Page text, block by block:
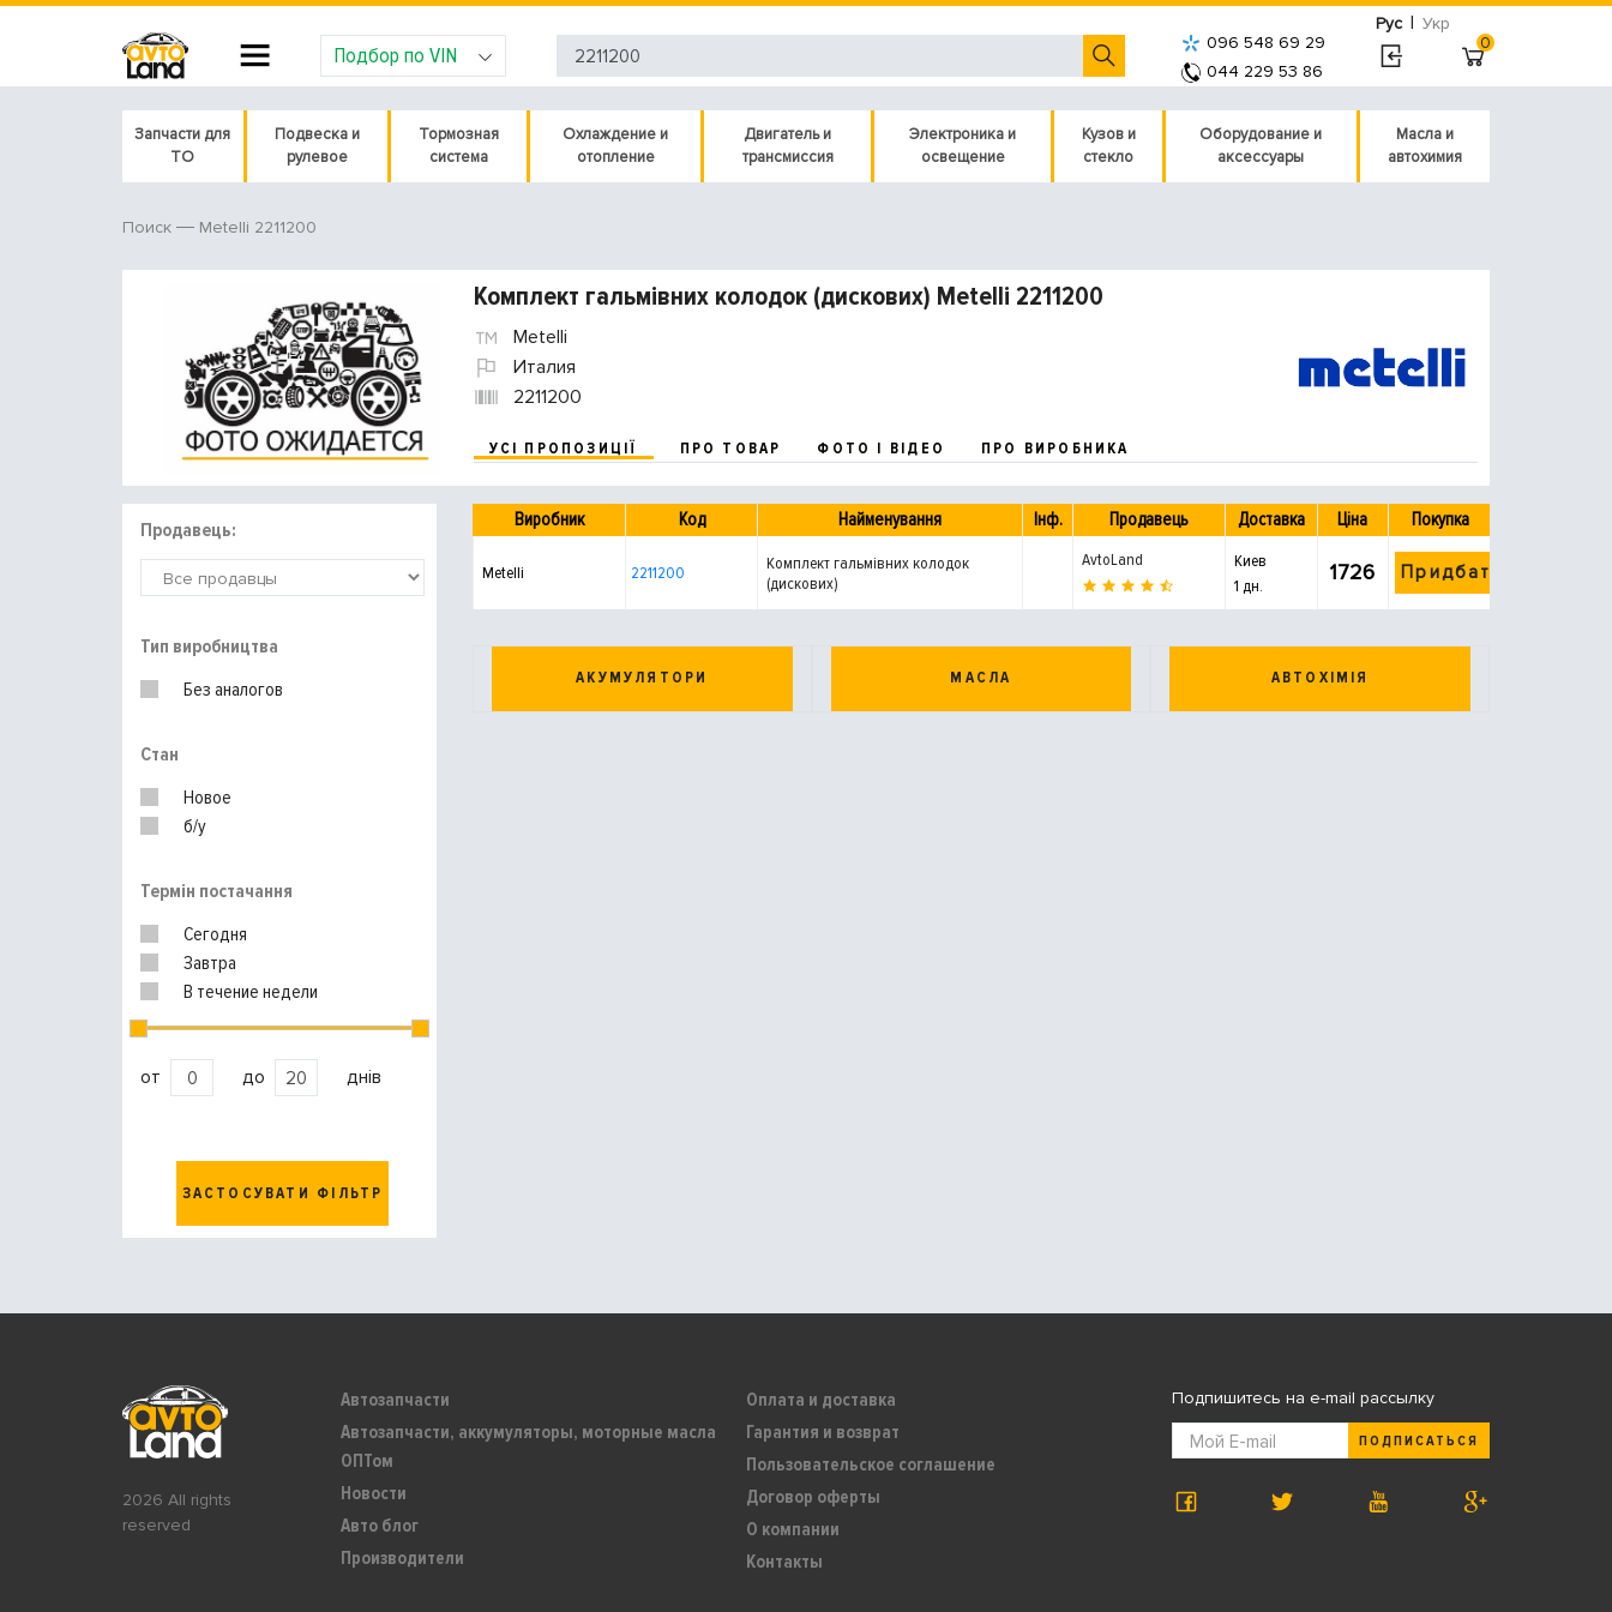
Рус | Укр
Подбор по VIN
096 548 69 29
044 229 53 86
0
Запчасти для
ТО
Подвеска и
рулевое
Тормозная
система
Охлаждение и
отопление
Двигатель и
трансмиссия
Электроника и
освещение
Кузов и
стекло
Оборудование и
аксессуары
Масла и
автохимия
Поиск Metelli 2211200
Комплект гальмівних колодок (дискових) Metelli 2211200
Metelli
Италия
2211200
УСІ ПРОПОЗИЦІЇ ПРО ТОВАР ФОТО І ВІДЕО ПРО ВИРОБНИКА
Продавець:
Тип виробництва
Без аналогов
Стан
Новое
б/у
Термін постачання
Сегодня
Завтра
В течение недели
от до днів
ЗАСТОСУВАТИ ФІЛЬТР
Виробник Код Найменування Інф. Продавець Доставка Ціна Покупка
Metelli 2211200
Комплект гальмівних колодок
(дискових)
AvtoLand
Киев
1 дн.
1726 Придбати
АКУМУЛЯТОРИ МАСЛА АВТОХІМІЯ
2026 All rights
reserved
Автозапчасти
Автозапчасти, аккумуляторы, моторные масла
ОПТом
Новости
Авто блог
Производители
Оплата и доставка
Гарантия и возврат
Пользовательское соглашение
Договор оферты
О компании
Контакты
Подпишитесь на e-mail рассылку
ПОДПИСАТЬСЯ